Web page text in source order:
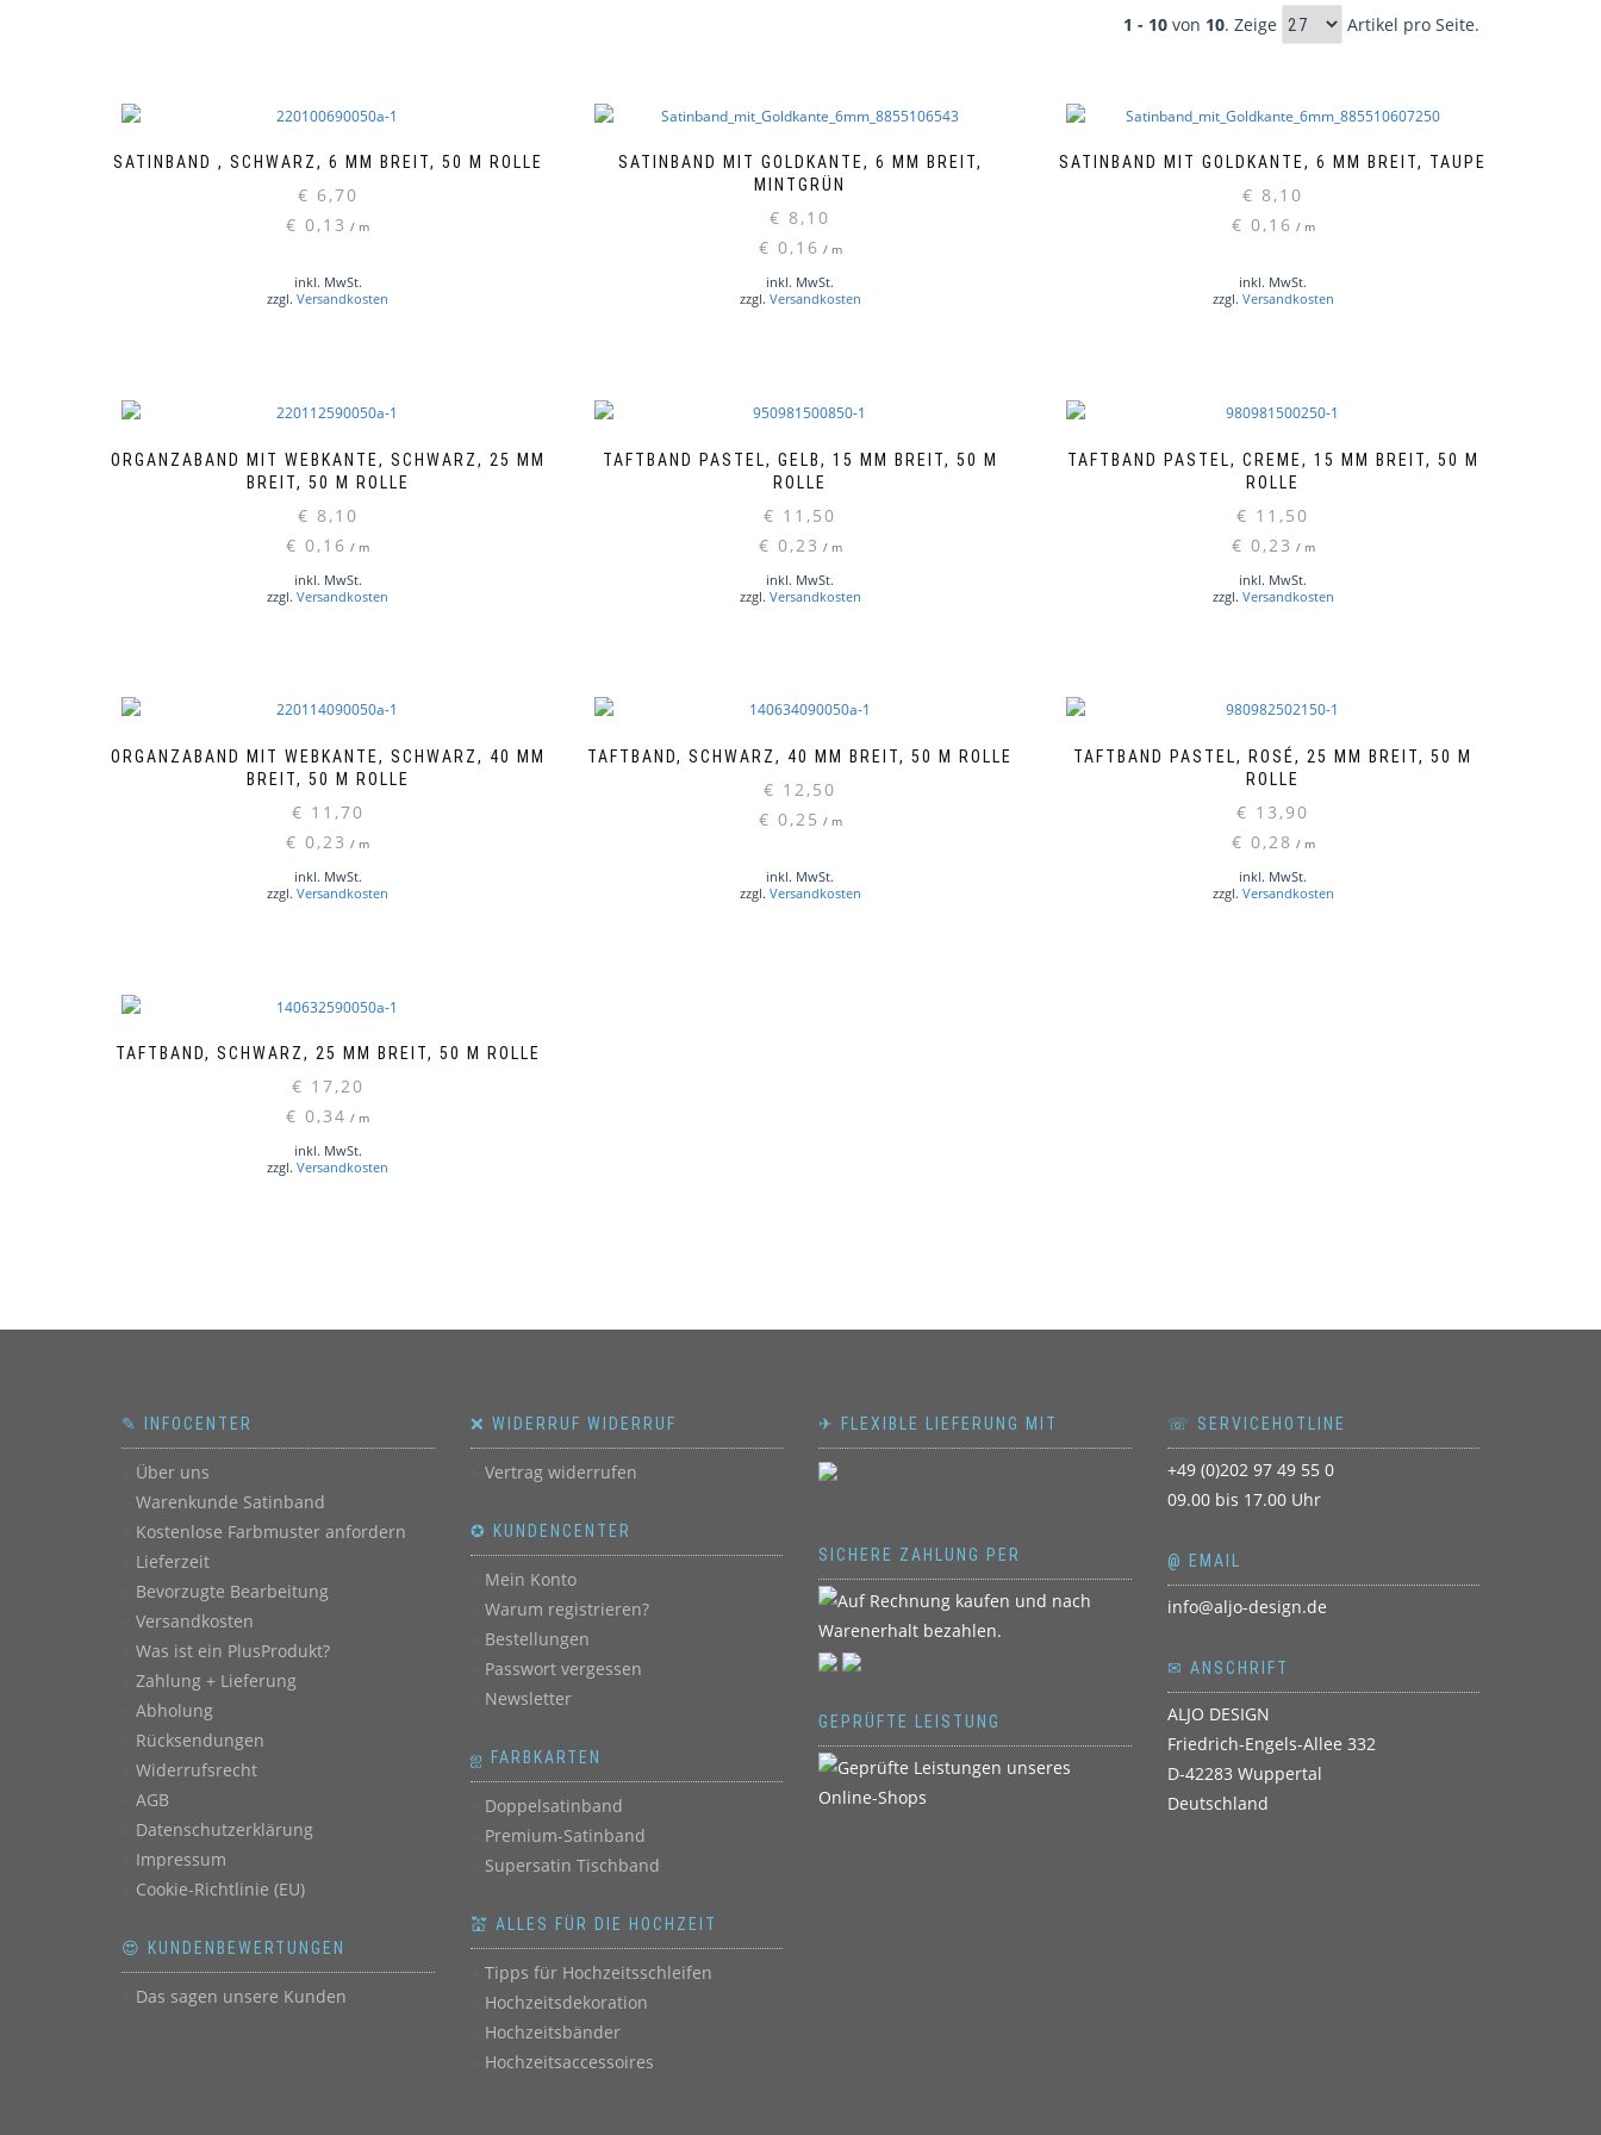
1 - 10 von 10. Zeige Artikel pro Seite.
SATINBAND , SCHWARZ, 6 MM BREIT, 50 M ROLLE
€ 6,70
€ 0,13 / m
inkl. MwSt.
zzgl.Versandkosten
SATINBAND MIT GOLDKANTE, 6 MM BREIT,
MINTGRÜN
€ 8,10
€ 0,16 / m
inkl. MwSt.
zzgl. Versandkosten
SATINBAND MIT GOLDKANTE, 6 MM BREIT, TAUPE
€ 8,10
€ 0,16 / m
inkl. MwSt.
zzgl. Versandkosten
ORGANZABAND MIT WEBKANTE, SCHWARZ, 25 MM
BREIT, 50 M ROLLE
€ 8,10
€ 0,16 / m
inkl. MwSt.
zzgl.Versandkosten
TAFTBAND PASTEL, GELB, 15 MM BREIT, 50 M
ROLLE
€ 11,50
€ 0,23 / m
inkl. MwSt.
zzgl. Versandkosten
TAFTBAND PASTEL, CREME, 15 MM BREIT, 50 M
ROLLE
€ 11,50
€ 0,23 / m
inkl. MwSt.
zzgl. Versandkosten
ORGANZABAND MIT WEBKANTE, SCHWARZ, 40 MM
BREIT, 50 M ROLLE
€ 11,70
€ 0,23 / m
inkl. MwSt.
zzgl.Versandkosten
TAFTBAND, SCHWARZ, 40 MM BREIT, 50 M ROLLE
€ 12,50
€ 0,25 / m
inkl. MwSt.
zzgl. Versandkosten
TAFTBAND PASTEL, ROSÉ, 25 MM BREIT, 50 M
ROLLE
€ 13,90
€ 0,28 / m
inkl. MwSt.
zzgl. Versandkosten
TAFTBAND, SCHWARZ, 25 MM BREIT, 50 M ROLLE
€ 17,20
€ 0,34 / m
inkl. MwSt.
zzgl.Versandkosten
✎ INFOCENTER
Über uns
Warenkunde Satinband
Kostenlose Farbmuster anfordern
Lieferzeit
Bevorzugte Bearbeitung
Versandkosten
Was ist ein PlusProdukt?
Zahlung + Lieferung
Abholung
Rücksendungen
Widerrufsrecht
AGB
Datenschutzerklärung
Impressum
Cookie-Richtlinie (EU)
😍 KUNDENBEWERTUNGEN
Das sagen unsere Kunden
❌ WIDERRUF WIDERRUF
Vertrag widerrufen
✪ KUNDENCENTER
Mein Konto
Warum registrieren?
Bestellungen
Passwort vergessen
Newsletter
ஐ FARBKARTEN
Doppelsatinband
Premium-Satinband
Supersatin Tischband
💒 ALLES FÜR DIE HOCHZEIT
Tipps für Hochzeitsschleifen
Hochzeitsdekoration
Hochzeitsbänder
Hochzeitsaccessoires
✈ FLEXIBLE LIEFERUNG MIT
SICHERE ZAHLUNG PER
GEPRÜFTE LEISTUNG
☏ SERVICEHOTLINE
+49 (0)202 97 49 55 0
09.00 bis 17.00 Uhr
@ EMAIL
info@aljo-design.de
✉ ANSCHRIFT
ALJO DESIGN
Friedrich-Engels-Allee 332
D-42283 Wuppertal
Deutschland